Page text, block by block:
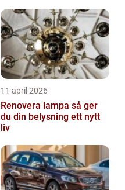
11 april 2026
Renovera lampa så ger
du din belysning ett nytt
liv